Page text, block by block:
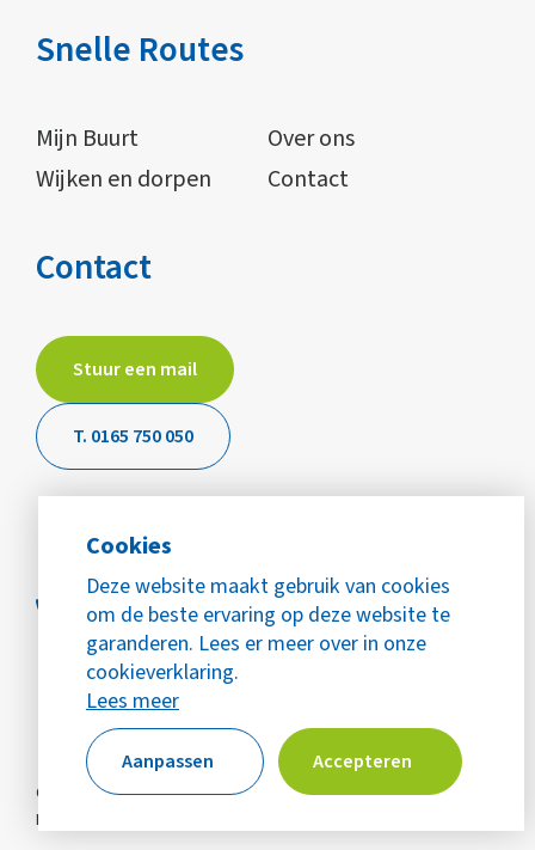
Cookies
Deze website maakt gebruik van cookies
om de beste ervaring op deze website te
garanderen. Lees er meer over in onze
cookieverklaring.
Lees meer
Aanpassen Accepteren
Snelle Routes
Mijn Buurt
Over ons
Wijken en dorpen
Contact
Contact
Stuur een mail
T. 0165 750 050
© Copyright 2026 WijZijn Mijn Buurt
Alle rechten voorbehouden
Privacy